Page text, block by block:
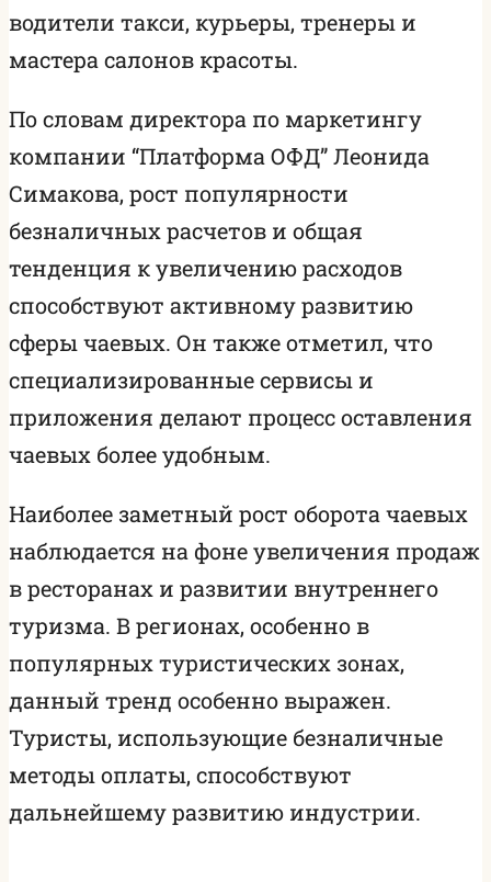
водители такси, курьеры, тренеры и
мастера салонов красоты.
По словам директора по маркетингу
компании “Платформа ОФД” Леонида
Симакова, рост популярности
безналичных расчетов и общая
тенденция к увеличению расходов
способствуют активному развитию
сферы чаевых. Он также отметил, что
специализированные сервисы и
приложения делают процесс оставления
чаевых более удобным.
Наиболее заметный рост оборота чаевых
наблюдается на фоне увеличения продаж
в ресторанах и развитии внутреннего
туризма. В регионах, особенно в
популярных туристических зонах,
данный тренд особенно выражен.
Туристы, использующие безналичные
методы оплаты, способствуют
дальнейшему развитию индустрии.